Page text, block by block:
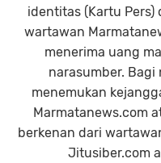
identitas (Kartu Pers)
wartawan
menerima uang
narasumber. Bagi
menemukan
Marmatanews.com
berkenan dari
Jitusiber.com